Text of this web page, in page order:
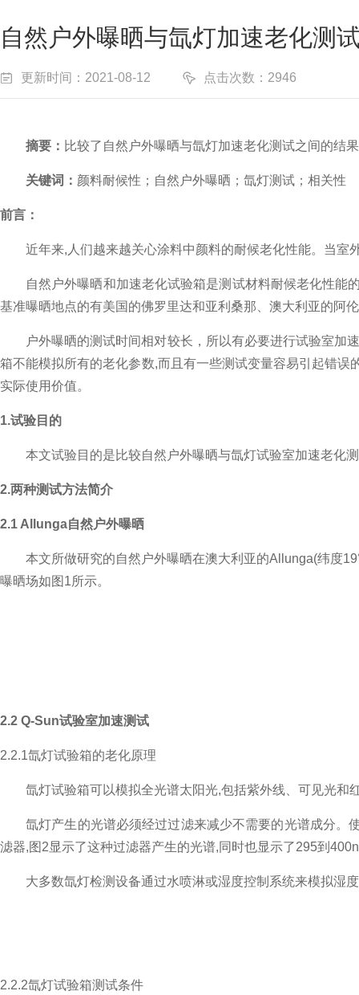
自然户外曝晒与氙灯加速老化测
更新时间：2021-08-12 点击次数：2946
摘要： 比较了自然户外曝晒与氙灯加速老化测试之间的结
关键词： 颜料耐候性；自然户外曝晒；氙灯测试；相关性
前言：
近年来,人们越来越关心涂料中颜料的耐候老化性能。当
自然户外曝晒和加速老化试验箱是测试材料耐候老化性
基准曝晒地点的有美国的佛罗里达和亚利桑那、澳大利亚的阿
户外曝晒的测试时间相对较长， 所以有必要进行试验室加
箱不能模拟所有的老化参数,而且有一些测试变量容易引起错误
实际使用价值。
1.试验目的
本文试验目的是比较自然户外曝晒与氙灯试验室加速老化
2.两种测试方法简介
2.1 Allunga自然户外曝晒
本文所做研究的自然户外曝晒在澳大利亚的Allunga(纬度
曝晒场如图1所示。
2.2 Q-Sun试验室加速测试
2.2.1氙灯试验箱的老化原理
氙灯试验箱可以模拟全光谱太阳光,包括紫外线、可见光
氙灯产生的光谱必须经过过滤来减少不需要的光谱成分。
滤器,图2显示了这种过滤器产生的光谱,同时也显示了295到
大多数氙灯检测设备通过水喷淋或湿度控制系统来模拟湿
2.2.2氙灯试验箱测试条件